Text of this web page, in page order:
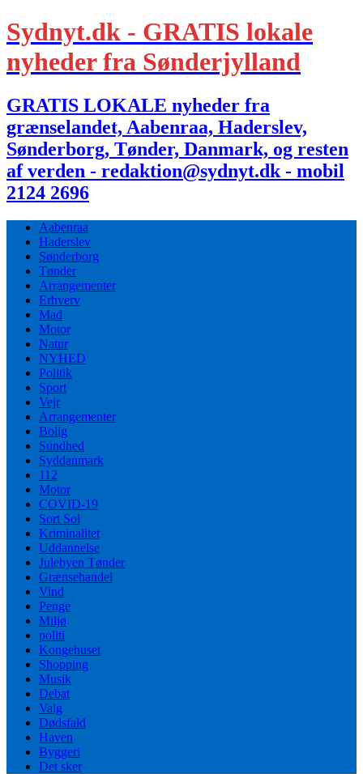
Sydnyt.dk - GRATIS lokale
nyheder fra Sønderjylland
GRATIS LOKALE nyheder fra
grænselandet, Aabenraa, Haderslev,
Sønderborg, Tønder, Danmark, og resten
af verden - redaktion@sydnyt.dk - mobil
2124 2696
Aabenraa
Haderslev
Sønderborg
Tønder
Arrangementer
Erhverv
Mad
Motor
Natur
NYHED
Politik
Sport
Vejr
Arrangementer
Bolig
Sundhed
Syddanmark
112
Motor
COVID-19
Sort Sol
Kriminalitet
Uddannelse
Julebyen Tønder
Grænsehandel
Vind
Penge
Miljø
politi
Kongehuset
Shopping
Musik
Debat
Valg
Dødsfald
Haven
Byggeri
Det sker